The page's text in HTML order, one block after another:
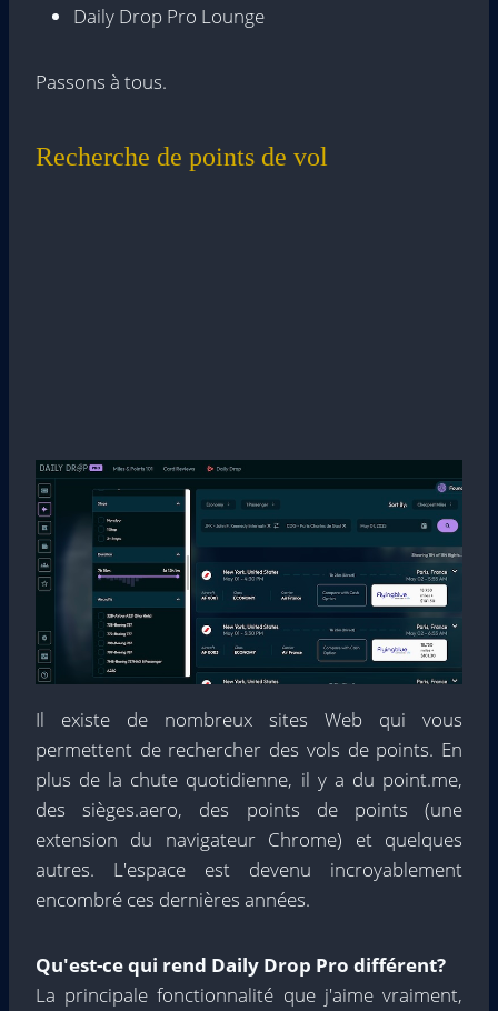
Daily Drop Pro Lounge
Passons à tous.
Recherche de points de vol
Il existe de nombreux sites Web qui vous
permettent de rechercher des vols de points. En
plus de la chute quotidienne, il y a du point.me,
des sièges.aero, des points de points (une
extension du navigateur Chrome) et quelques
autres. L'espace est devenu incroyablement
encombré ces dernières années.
Qu'est-ce qui rend Daily Drop Pro différent?
La principale fonctionnalité que j'aime vraiment,